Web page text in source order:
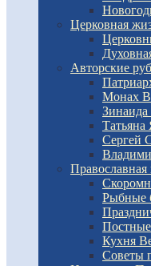
Церковная
Авторские
Монах
Зинаида
Татьяна
Сергей
Православная
Рыбные
Кухня
Советы